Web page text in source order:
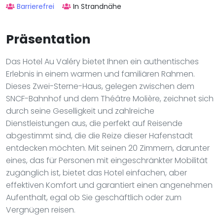
Barrierefrei
In Strandnähe
Präsentation
Das Hotel Au Valéry bietet Ihnen ein authentisches
Erlebnis in einem warmen und familiären Rahmen.
Dieses Zwei-Sterne-Haus, gelegen zwischen dem
SNCF-Bahnhof und dem Théâtre Molière, zeichnet sich
durch seine Geselligkeit und zahlreiche
Dienstleistungen aus, die perfekt auf Reisende
abgestimmt sind, die die Reize dieser Hafenstadt
entdecken möchten. Mit seinen 20 Zimmern, darunter
eines, das für Personen mit eingeschränkter Mobilität
zugänglich ist, bietet das Hotel einfachen, aber
effektiven Komfort und garantiert einen angenehmen
Aufenthalt, egal ob Sie geschäftlich oder zum
Vergnügen reisen.